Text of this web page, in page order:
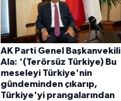
AK Parti Genel Başkanvekili
Ala: '(Terörsüz Türkiye) Bu
meseleyi Türkiye'nin
gündeminden çıkarıp,
Türkiye'yi prangalarından